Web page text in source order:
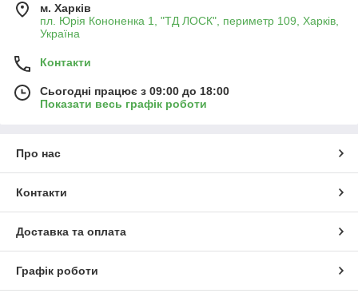
м. Харків
пл. Юрія Кононенка 1, "ТД ЛОСК", периметр 109, Харків,
Україна
Контакти
Сьогодні працює з 09:00 до 18:00
Показати весь графік роботи
Про нас
Контакти
Доставка та оплата
Графік роботи